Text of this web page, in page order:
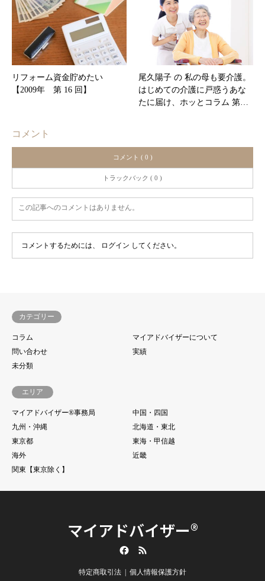
リフォーム資金貯めたい
【2009年 第 16 回】
尾久陽子 の 私の母も要介護。
はじめての介護に戸惑うあな
たに届け、ホッとコラム 第…
コメント
コメント ( 0 )
トラックバック ( 0 )
この記事へのコメントはありません。
コメントするためには、 ログイン してください。
カテゴリー
コラム
マイアドバイザーについて
問い合わせ
実績
未分類
エリア
マイアドバイザー®事務局
中国・四国
九州・沖縄
北海道・東北
東京都
東海・甲信越
海外
近畿
関東【東京除く】
マイアドバイザー®
特定商取引法 個人情報保護方針